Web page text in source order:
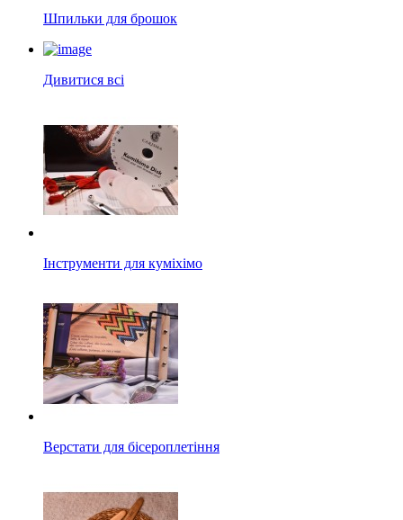
Шпильки для брошок
Дивитися всі
Інструменти для куміхімо
Верстати для бісероплетіння